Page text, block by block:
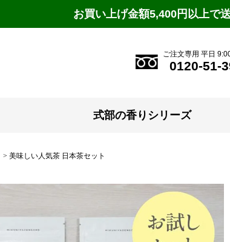
お買い上げ金額5,400円以上で
ご注文専用 平日
0120-51-
式部の香りシリーズ
美味しい人気茶 日本茶セット